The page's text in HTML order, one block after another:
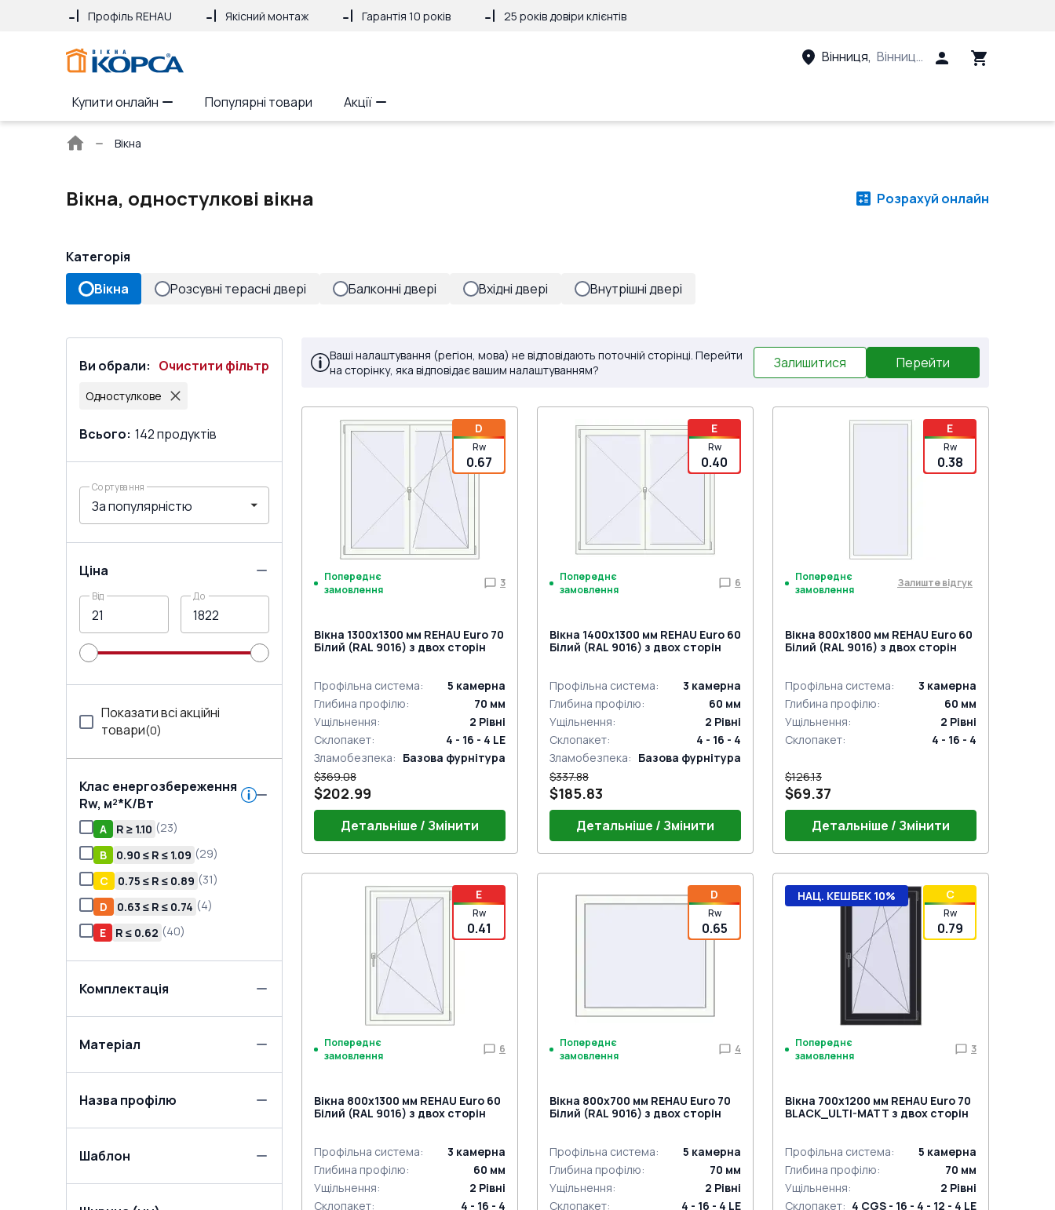
Профіль REHAU Якісний монтаж Гарантія 10 років 25 років довіри клієнтів
Вінниця, Вінницький район, Вінницька
Купити онлайн Популярні товари Акції
Головна
Вікна
Вікна, одностулкові вікна Розрахуй онлайн
Категорія
Вікна
Розсувні терасні двері Балконні двері Вхідні двері Внутрішні двері
Ви обрали: Очистити фільтр
Одностулкове
Всього: 142продуктів
Сортування
Ціна
Від До
Показати всі акційні
товари(0)
Клас енергозбереження
Rw, м²*K/Вт
A R ≥ 1.10 (23)
B
0.90 ≤ R ≤ 1.09 (29)
C
0.75 ≤ R ≤ 0.89 (31)
D
0.63 ≤ R ≤ 0.74 (4)
E
R ≤ 0.62 (40)
Комплектація
Матеріал
Назва профілю
Шаблон
Ваші налаштування (регіон, мова) не відповідають поточній сторінці. Перейти
на сторінку, яка відповідає вашим налаштуванням?
Залишитися Перейти
D
Rw
0.67
Попереднє
замовлення
3
Вікна 1300x1300 мм REHAU Euro 70
Білий (RAL 9016) з двох сторін
Профільна система: 5 камерна
Глибина профілю: 70 мм
Ущільнення: 2 Рівні
Склопакет:
4 - 16 - 4 LE
Зламобезпека: Базова фурнітура
$369.08
$202.99
Детальніше / Змінити
Без ручки
E
Rw
0.40
Попереднє
замовлення
6
Вікна 1400x1300 мм REHAU Euro 60
Білий (RAL 9016) з двох сторін
Профільна система: 3 камерна
Глибина профілю: 60 мм
Ущільнення: 2 Рівні
Склопакет:
4 - 16 - 4
Зламобезпека: Базова фурнітура
$337.88
$185.83
Детальніше / Змінити
Без ручки
E
Rw
0.38
Попереднє
замовлення
Залиште відгук
Вікна 800x1800 мм REHAU Euro 60
Білий (RAL 9016) з двох сторін
Профільна система: 3 камерна
Глибина профілю: 60 мм
Ущільнення: 2 Рівні
Склопакет: 4 - 16 - 4
$126.13
$69.37
Детальніше / Змінити
E
Rw
0.41
Попереднє
замовлення
6
Вікна 800x1300 мм REHAU Euro 60
Білий (RAL 9016) з двох сторін
Профільна система: 3 камерна
Глибина профілю: 60 мм
Ущільнення: 2 Рівні
Склопакет:
4 - 16 - 4
D
Rw
0.65
Попереднє
замовлення
4
Вікна 800x700 мм REHAU Euro 70
Білий (RAL 9016) з двох сторін
Профільна система: 5 камерна
Глибина профілю: 70 мм
Ущільнення: 2 Рівні
Склопакет: 4 - 16 - 4 LE
C
Rw
0.79
НАЦ. КЕШБЕК 10%
Попереднє
замовлення
3
Вікна 700x1200 мм REHAU Euro 70
BLACK_ULTI-MATT з двох сторін
Профільна система: 5 камерна
Глибина профілю: 70 мм
Ущільнення: 2 Рівні
Склопакет: 4 CGS - 16 - 4 - 12 - 4 LE